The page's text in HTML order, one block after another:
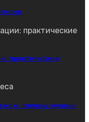
практические
нож: почему нужны